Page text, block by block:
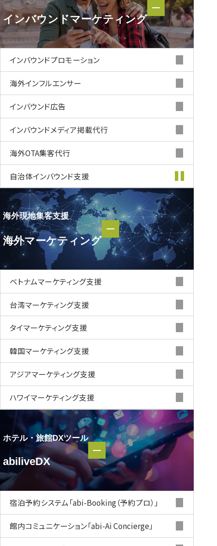
訪日外国人集客支援
インバウンド
マーケティング
インバウンドマーケティング
インバウンドプロモーション
海外インフルエンサー
インバウンド広告
インバウンドメディア掲載代行
海外OTA集客代行
自治体インバウンド支援
海外現地集客支援
海外マーケティング
海外現地集客支援
海外マーケティング
ベトナムマーケティング支援
台湾マーケティング支援
タイマーケティング支援
韓国マーケティング支援
アジアマーケティング支援
ハワイマーケティング支援
ホテル・
旅館DXツール
abiliveDX
ホテル・旅館DXツール
abiliveDX
宿泊予約システム 「abi-Booking（予約プロ）」
館内コミュニケーション「abi-Ai Concierge」